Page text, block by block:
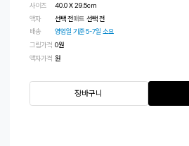
사이즈 40.0X29.5cm
액자
선택 전매트 선택 전
배송
영업일 기준 5-7일 소요
그림가격 0원
액자가격 원
장바구니